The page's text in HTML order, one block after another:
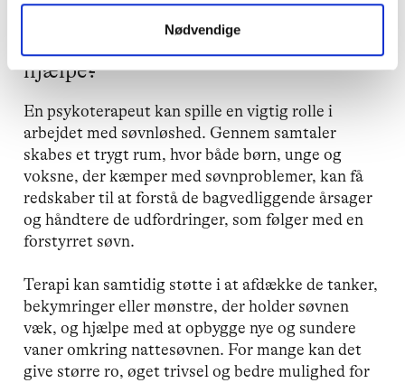
Nødvendige
Hvordan kan en psykoterapeut
hjælpe?
En psykoterapeut kan spille en vigtig rolle i
arbejdet med søvnløshed. Gennem samtaler
skabes et trygt rum, hvor både børn, unge og
voksne, der kæmper med søvnproblemer, kan få
redskaber til at forstå de bagvedliggende årsager
og håndtere de udfordringer, som følger med en
forstyrret søvn.
Terapi kan samtidig støtte i at afdække de tanker,
bekymringer eller mønstre, der holder søvnen
væk, og hjælpe med at opbygge nye og sundere
vaner omkring nattesøvnen. For mange kan det
give større ro, øget trivsel og bedre mulighed for